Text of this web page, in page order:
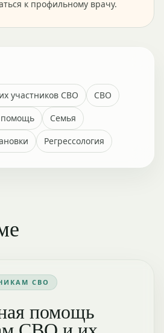
к профильному врачу.
участников СВО
СВО
помощь
Семья
Регрессология
СВО
помощь